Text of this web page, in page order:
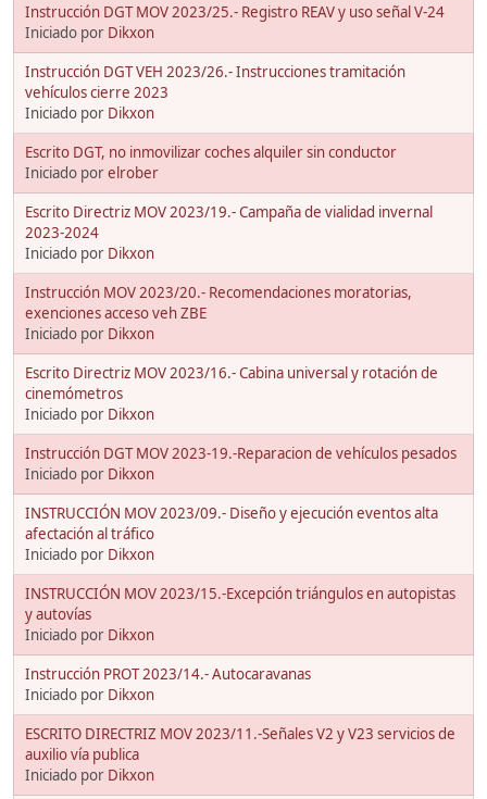
Instrucción DGT MOV 2023/25.- Registro REAV y uso señal V-24
Iniciado por Dikxon
Instrucción DGT VEH 2023/26.- Instrucciones tramitación
vehículos cierre 2023
Iniciado por Dikxon
Escrito DGT, no inmovilizar coches alquiler sin conductor
Iniciado porelrober
Escrito Directriz MOV 2023/19.- Campaña de vialidad invernal
2023-2024
Iniciado por Dikxon
Instrucción MOV 2023/20.- Recomendaciones moratorias,
exenciones acceso veh ZBE
Iniciado por Dikxon
Escrito Directriz MOV 2023/16.- Cabina universal y rotación de
cinemómetros
Iniciado por Dikxon
Instrucción DGT MOV 2023-19.-Reparacion de vehículos pesados
Iniciado por Dikxon
INSTRUCCIÓN MOV 2023/09.- Diseño y ejecución eventos alta
afectación al tráfico
Iniciado por Dikxon
INSTRUCCIÓN MOV 2023/15.-Excepción triángulos en autopistas
y autovías
Iniciado por Dikxon
Instrucción PROT 2023/14.- Autocaravanas
Iniciado por Dikxon
ESCRITO DIRECTRIZ MOV 2023/11.-Señales V2 y V23 servicios de
auxilio vía publica
Iniciado por Dikxon